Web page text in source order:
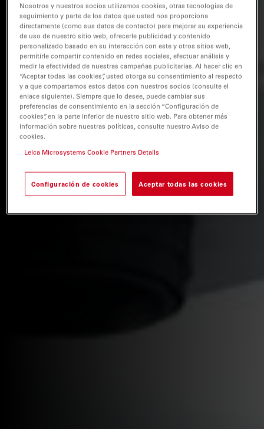
Nosotros y nuestros socios utilizamos cookies, otras tecnologías de
seguimiento y parte de los datos que usted nos proporciona
directamente (como sus datos de contacto) para mejorar su experiencia
de uso de nuestro sitio web, ofrecerle publicidad y contenido
personalizado basado en su interacción con este y otros sitios web,
permitirle compartir contenido en redes sociales, efectuar análisis y
medir la efectividad de nuestras campañas publicitarias. Al hacer clic en
“Aceptar todas las cookies”, usted otorga su consentimiento al respecto
y a que compartamos estos datos con nuestros socios (consulte el
enlace siguiente). Siempre que lo desee, puede cambiar sus
preferencias de consentimiento en la sección “Configuración de
cookies”, en la parte inferior de nuestro sitio web. Para obtener más
información sobre nuestras políticas, consulte nuestro Aviso de
cookies.
Leica Microsystems Cookie Partners Details
Configuración de cookies Aceptar todas las cookies